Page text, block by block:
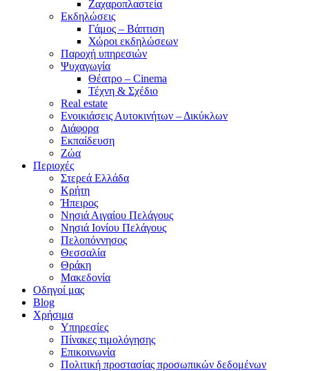
Ζαχαροπλαστεία
Εκδηλώσεις
Γάμος – Βάπτιση
Χώροι εκδηλώσεων
Παροχή υπηρεσιών
Ψυχαγωγία
Θέατρο – Cinema
Τέχνη & Σχέδιο
Real estate
Ενοικιάσεις Αυτοκινήτων – Δικύκλων
Διάφορα
Εκπαίδευση
Ζώα
Περιοχές
Στερεά Ελλάδα
Κρήτη
Ήπειρος
Νησιά Αιγαίου Πελάγους
Νησιά Ιονίου Πελάγους
Πελοπόννησος
Θεσσαλία
Θράκη
Μακεδονία
Οδηγοί μας
Blog
Χρήσιμα
Υπηρεσίες
Πίνακες τιμολόγησης
Επικοινωνία
Πολιτική προστασίας προσωπικών δεδομένων